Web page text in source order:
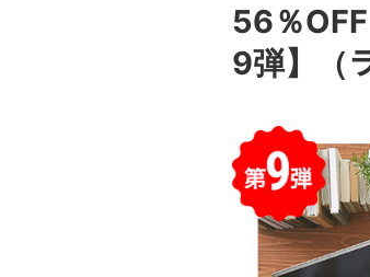
56％
9弾】（